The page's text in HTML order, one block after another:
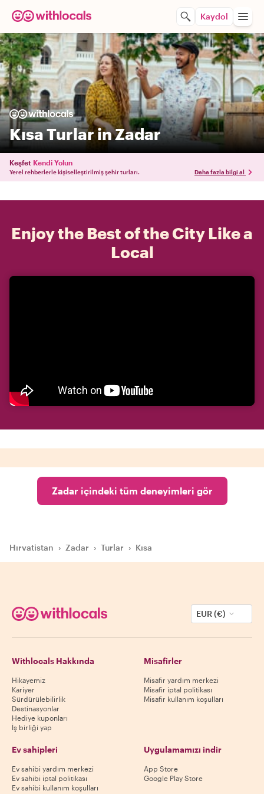
Kaydol
Kısa Turlar in Zadar
Keşfet Kendi Yolun
Yerel rehberlerle kişiselleştirilmiş şehir turları. Daha fazla bilgi al
Enjoy the Best of the City Like a
Local
Zadar içindeki tüm deneyimleri gör
Hırvatistan › Zadar › Turlar › Kısa
EUR (€)
Withlocals Hakkında
Hikayemiz
Kariyer
Sürdürülebilirlik
Destinasyonlar
Hediye kuponları
İş birliği yap
Misafirler
Misafir yardım merkezi
Misafir iptal politikası
Misafir kullanım koşulları
Ev sahipleri
Ev sahibi yardım merkezi
Ev sahibi iptal politikası
Ev sahibi kullanım koşulları
Uygulamamızı indir
App Store
Google Play Store